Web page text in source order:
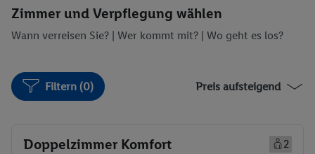
Zimmer und Verpflegung wählen
Wann verreisen Sie? | Wer kommt mit? | Wo geht es los?
Filtern (0) Preis aufsteigend
Doppelzimmer Komfort
2